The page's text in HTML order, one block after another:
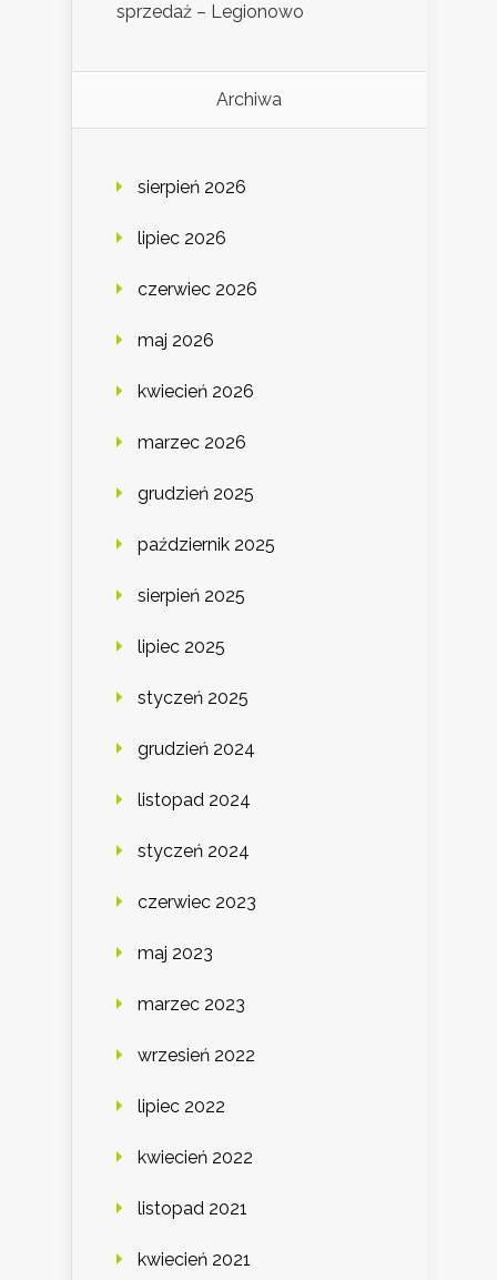
sprzedaż – Legionowo
Archiwa
sierpień 2026
lipiec 2026
czerwiec 2026
maj 2026
kwiecień 2026
marzec 2026
grudzień 2025
październik 2025
sierpień 2025
lipiec 2025
styczeń 2025
grudzień 2024
listopad 2024
styczeń 2024
czerwiec 2023
maj 2023
marzec 2023
wrzesień 2022
lipiec 2022
kwiecień 2022
listopad 2021
kwiecień 2021